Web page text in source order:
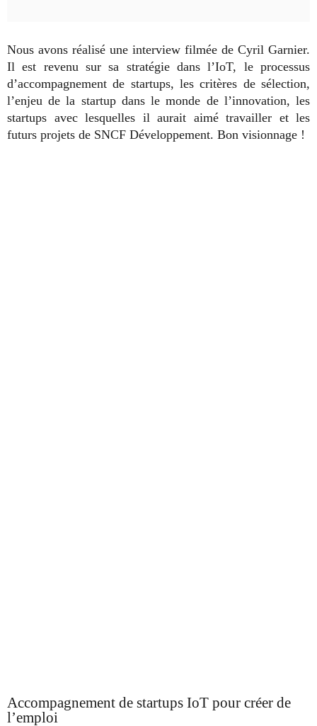
Nous avons réalisé une interview filmée de Cyril Garnier.
Il est revenu sur sa stratégie dans l’IoT, le processus
d’accompagnement de startups, les critères de sélection,
l’enjeu de la startup dans le monde de l’innovation, les
startups avec lesquelles il aurait aimé travailler et les
futurs projets de SNCF Développement. Bon visionnage !
Accompagnement de startups IoT pour créer de
l’emploi